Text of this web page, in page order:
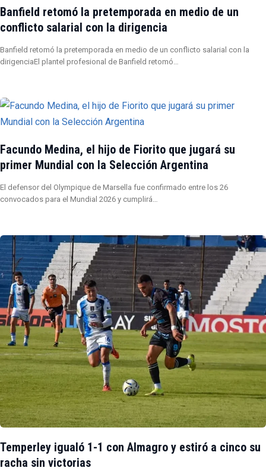
Banfield retomó la pretemporada en medio de un
conflicto salarial con la dirigencia
Banfield retomó la pretemporada en medio de un conflicto salarial con la
dirigenciaEl plantel profesional de Banfield retomó…
Facundo Medina, el hijo de Fiorito que jugará su
primer Mundial con la Selección Argentina
El defensor del Olympique de Marsella fue confirmado entre los 26
convocados para el Mundial 2026 y cumplirá…
Temperley igualó 1-1 con Almagro y estiró a cinco su
racha sin victorias